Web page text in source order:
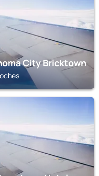
City Bricktown